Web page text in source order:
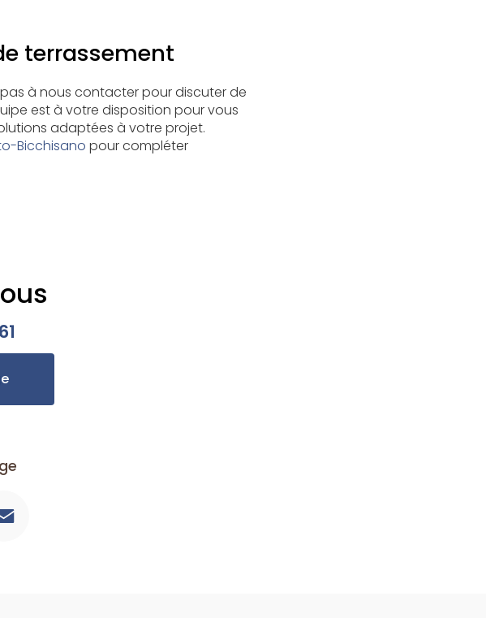
terrassement
à nous contacter pour discuter de
est à votre disposition pour vous
adaptées à votre projet.
Bicchisano pour compléter